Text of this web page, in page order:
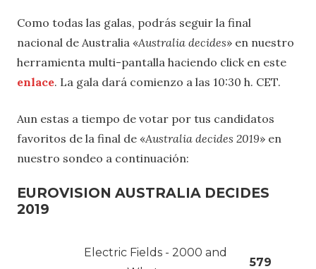
Como todas las galas, podrás seguir la final
nacional de Australia «Australia decides» en nuestro
herramienta multi-pantalla haciendo click en este
enlace. La gala dará comienzo a las 10:30 h. CET.
Aun estas a tiempo de votar por tus candidatos
favoritos de la final de «Australia decides 2019» en
nuestro sondeo a continuación:
EUROVISION AUSTRALIA DECIDES
2019
Electric Fields - 2000 and
579